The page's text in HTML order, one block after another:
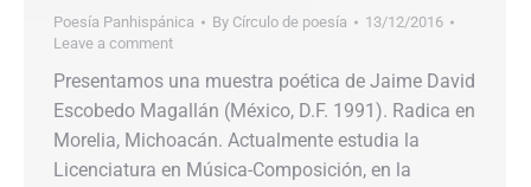
Poesía Panhispánica By Círculo de poesía
13/12/2016
Leave a comment
Presentamos una muestra poética de Jaime David
Escobedo Magallán (México, D.F. 1991). Radica en
Morelia, Michoacán. Actualmente estudia la
Licenciatura en Música-Composición, en la